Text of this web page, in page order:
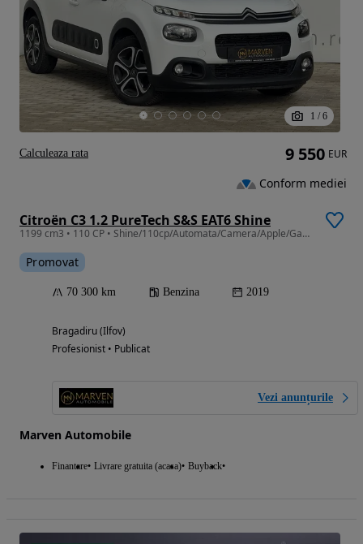
1 / 6
Citroën C3 1.2 PureTech S&S EAT6 Shine
1199 cm3 • 110 CP • Shine/110cp/Automata/Camera/Apple/Garantie/TVA Deductibil
Promovat
70 300 km Benzina 2019
Bragadiru (Ilfov)
Profesionist • Publicat
Vezi anunțurile
Marven Automobile
Finantare Livrare gratuita (acasa) Buyback
9 550 EUR
Conform mediei
Calculeaza rata